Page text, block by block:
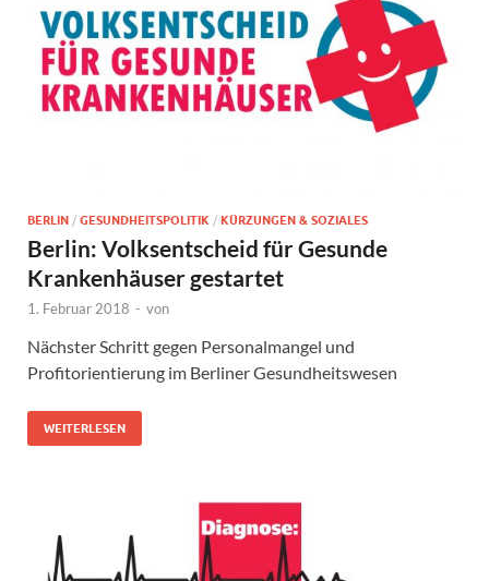
BERLIN / GESUNDHEITSPOLITIK / KÜRZUNGEN & SOZIALES
Berlin: Volksentscheid für Gesunde
Krankenhäuser gestartet
1. Februar 2018 - von
Nächster Schritt gegen Personalmangel und
Profitorientierung im Berliner Gesundheitswesen
WEITERLESEN